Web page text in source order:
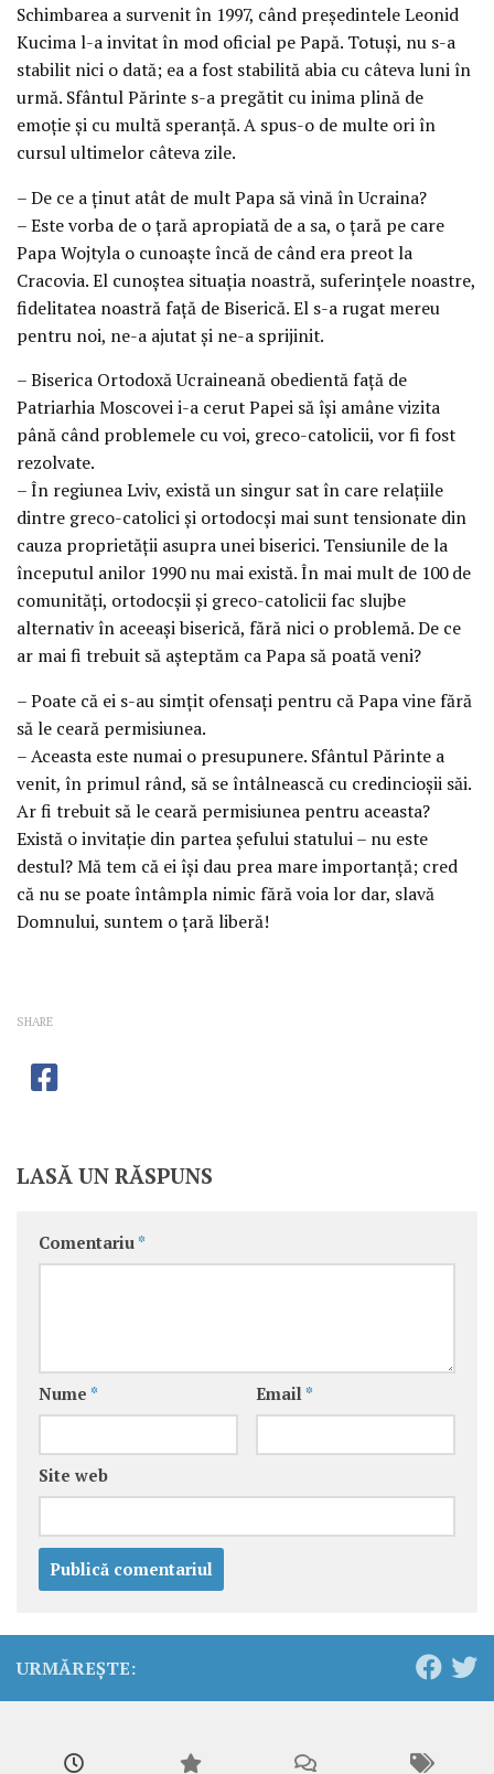
Schimbarea a survenit în 1997, când preşedintele Leonid
Kucima l-a invitat în mod oficial pe Papă. Totuşi, nu s-a
stabilit nici o dată; ea a fost stabilită abia cu câteva luni în
urmă. Sfântul Părinte s-a pregătit cu inima plină de
emoţie şi cu multă speranţă. A spus-o de multe ori în
cursul ultimelor câteva zile.
– De ce a ţinut atât de mult Papa să vină în Ucraina?
– Este vorba de o ţară apropiată de a sa, o ţară pe care
Papa Wojtyla o cunoaşte încă de când era preot la
Cracovia. El cunoştea situaţia noastră, suferinţele noastre,
fidelitatea noastră faţă de Biserică. El s-a rugat mereu
pentru noi, ne-a ajutat şi ne-a sprijinit.
– Biserica Ortodoxă Ucraineană obedientă faţă de
Patriarhia Moscovei i-a cerut Papei să îşi amâne vizita
până când problemele cu voi, greco-catolicii, vor fi fost
rezolvate.
– În regiunea Lviv, există un singur sat în care relaţiile
dintre greco-catolici şi ortodocşi mai sunt tensionate din
cauza proprietăţii asupra unei biserici. Tensiunile de la
începutul anilor 1990 nu mai există. În mai mult de 100 de
comunităţi, ortodocşii şi greco-catolicii fac slujbe
alternativ în aceeaşi biserică, fără nici o problemă. De ce
ar mai fi trebuit să aşteptăm ca Papa să poată veni?
– Poate că ei s-au simţit ofensaţi pentru că Papa vine fără
să le ceară permisiunea.
– Aceasta este numai o presupunere. Sfântul Părinte a
venit, în primul rând, să se întâlnească cu credincioşii săi.
Ar fi trebuit să le ceară permisiunea pentru aceasta?
Există o invitaţie din partea şefului statului – nu este
destul? Mă tem că ei îşi dau prea mare importanţă; cred
că nu se poate întâmpla nimic fără voia lor dar, slavă
Domnului, suntem o ţară liberă!
SHARE
LASĂ UN RĂSPUNS
Comentariu *
Nume * Email *
Site web
URMĂREȘTE: